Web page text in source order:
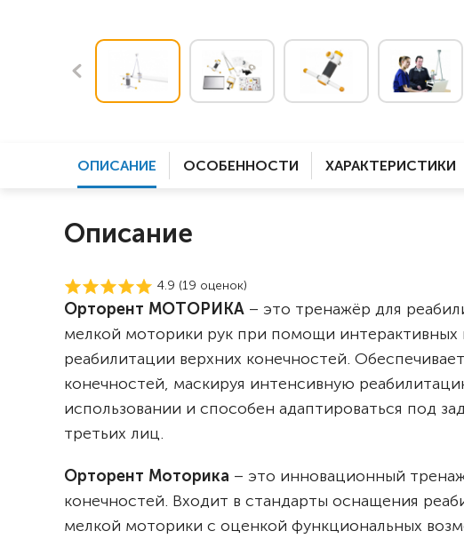
ОПИСАНИЕ ОСОБЕННОСТИ ХАРАКТЕРИСТИКИ
Описание
4.9 (19 оценок)
Орторент МОТОРИКА – это тренажёр для
мелкой моторики рук при помощи интерактивных
реабилитации верхних конечностей.
конечностей, маскируя интенсивную
использовании и способен адаптироваться под
третьих лиц.
Орторент Моторика – это инновационный
конечностей. Входит в стандарты оснащения
мелкой моторики с оценкой функциональных